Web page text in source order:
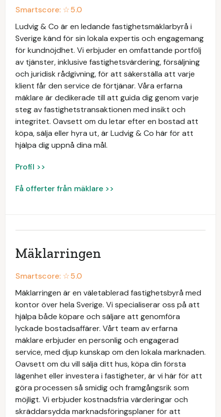
Smartscore: ☆5.0
Ludvig & Co är en ledande fastighetsmäklarbyrå i
Sverige känd för sin lokala expertis och engagemang
för kundnöjdhet. Vi erbjuder en omfattande portfölj
av tjänster, inklusive fastighetsvärdering, försäljning
och juridisk rådgivning, för att säkerställa att varje
klient får den service de förtjänar. Våra erfarna
mäklare är dedikerade till att guida dig genom varje
steg av fastighetstransaktionen med insikt och
integritet. Oavsett om du letar efter en bostad att
köpa, sälja eller hyra ut, är Ludvig & Co här för att
hjälpa dig uppnå dina mål.
Profil >>
Få offerter från mäklare >>
Mäklarringen
Smartscore: ☆5.0
Mäklarringen är en väletablerad fastighetsbyrå med
kontor över hela Sverige. Vi specialiserar oss på att
hjälpa både köpare och säljare att genomföra
lyckade bostadsaffärer. Vårt team av erfarna
mäklare erbjuder en personlig och engagerad
service, med djup kunskap om den lokala marknaden.
Oavsett om du vill sälja ditt hus, köpa din första
lägenhet eller investera i fastigheter, är vi här för att
göra processen så smidig och framgångsrik som
möjligt. Vi erbjuder kostnadsfria värderingar och
skräddarsydda marknadsföringsplaner för att